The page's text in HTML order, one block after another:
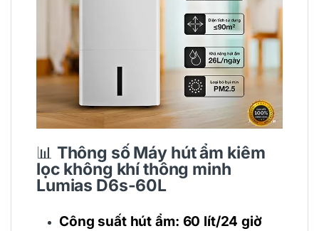
📊 Thông sốMáy hút ẩm kiêm
lọc không khí thông minh
Lumias D6s-60L
Công suất hút ẩm: 60 lít/24 giờ